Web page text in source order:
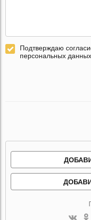
Подтверждаю
персональных данных